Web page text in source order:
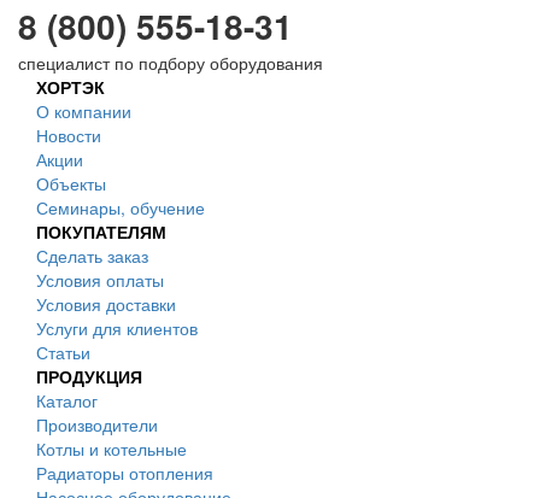
8 (800) 555-18-31
специалист по подбору оборудования
ХОРТЭК
О компании
Новости
Акции
Объекты
Семинары, обучение
ПОКУПАТЕЛЯМ
Сделать заказ
Условия оплаты
Условия доставки
Услуги для клиентов
Статьи
ПРОДУКЦИЯ
Каталог
Производители
Котлы и котельные
Радиаторы отопления